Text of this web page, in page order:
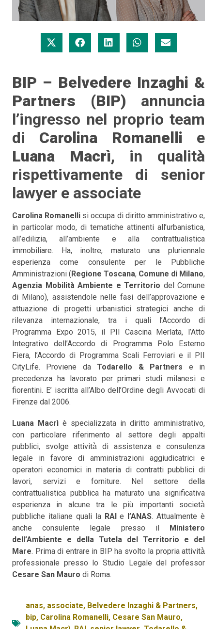
BIP – Belvedere Inzaghi &
Partners (BIP) annuncia
l’ingresso nel proprio team
di Carolina Romanelli e
Luana Macrì, in qualità
rispettivamente di senior
lawyer e associate
Carolina Romanelli si occupa di diritto amministrativo e,
in particolar modo, di tematiche attinenti all’urbanistica,
all’edilizia, all’ambiente e alla contrattualistica
immobiliare. Ha, inoltre, maturato una pluriennale
esperienza come consulente per le Pubbliche
Amministrazioni (Regione Toscana, Comune di Milano,
Agenzia Mobilità Ambiente e Territorio del Comune
di Milano), assistendole nelle fasi dell’approvazione e
attuazione di progetti urbanistici strategici anche di
rilevanza internazionale, tra i quali l’Accordo di
Programma Expo 2015, il PII Cascina Merlata, l’Atto
Integrativo dell’Accordo di Programma Polo Esterno
Fiera, l’Accordo di Programma Scali Ferroviari e il PII
CityLife. Proviene daTodarello & Partners e in
precedenza ha lavorato per primari studi milanesi e
fiorentini. E’ iscritta all’Albo dell’Ordine degli Avvocati di
Firenze dal 2006.
Luana Macrì è specializzata in diritto amministrativo,
con particolare riferimento al settore degli appalti
pubblici, svolge attività̀ di assistenza e consulenza
legale in favore di amministrazioni aggiudicatrici e
operatori economici in materia di contratti pubblici di
lavori, servizi e forniture. Nel settore della
contrattualistica pubblica ha maturato una significativa
esperienza in alcune tra le più importanti società̀
pubbliche italiane quali la RAIe l’ANAS. Attualmente è
anche consulente legale presso il Ministero
dell’Ambiente e della Tutela del Territorio e del
Mare. Prima di entrare in BIP ha svolto la propria attività̀
professionale presso lo Studio Legale del professor
Cesare San Mauro di Roma.
anas, associate, Belvedere Inzaghi & Partners,
bip, Carolina Romanelli, Cesare San Mauro,